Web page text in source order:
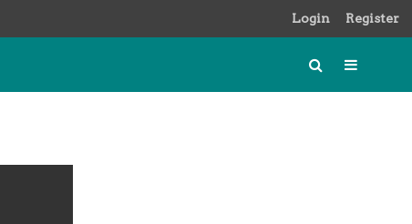
Login Register